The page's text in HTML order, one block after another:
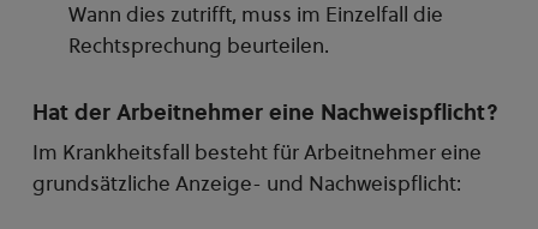
Wann dies zutrifft, muss im Einzelfall die
Rechtsprechung beurteilen.
Hat der Arbeitnehmer eine Nachweispflicht?
Im Krankheitsfall besteht für Arbeitnehmer eine
grundsätzliche Anzeige- und Nachweispflicht: